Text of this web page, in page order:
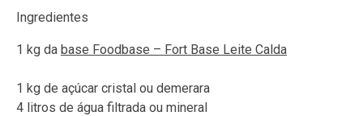
Ingredientes
1 kg da base Foodbase – Fort Base Leite Calda
1 kg de açúcar cristal ou demerara
4 litros de água filtrada ou mineral